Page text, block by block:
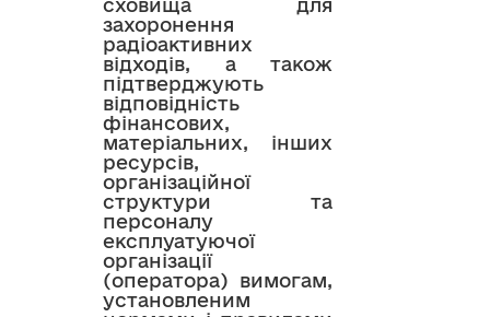
сховища для
захоронення
радіоактивних
відходів, а також
підтверджують
відповідність
фінансових,
матеріальних, інших
ресурсів,
організаційної
структури та
персоналу
експлуатуючої
організації
(оператора) вимогам,
установленим